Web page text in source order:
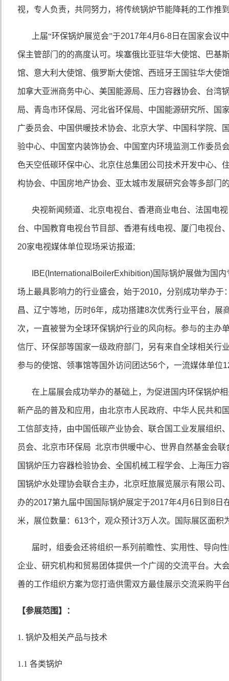
视，专人负责，共同努力，将传统锅炉节能降耗的工作推
上届“环保锅炉展览会”于2017年4月 6-8 日在国家会议
保主管部门的的高度认可。埃塞俄比亚驻华大使馆、巴基
馆、意大利大使馆、俄罗斯大使馆、西班牙王国驻华大使
加拿大亚洲商务中心、美国能源局、压力容器协会、台湾
局、青岛市环保局、河北省环保局、中国能源研究所、国
广委员会、中国供暖技术协会、北京大学、中国科学院、
验中心、中国室内装饰协会、中国室内环境监测工作委员
色天空低碳环保中心、北京住总集团公司技术开发中心、
构协会、中国房地产协会、亚太城市发展研究会等多部门
央视新闻频道、北京电视台、香港商业电台、法国电
台、中国教育电视台节目部、香港有线电视、厦门电视台
20家电视媒体单位现场采访报道;
IBE(InternationalBoilerExhibition)国际锅炉展做为国
场上最具影响力的行业盛会，始于2010，分别成功举办于
昌、辽宁等地，历时6年，成功搭建8次优秀行业平台，展
次，一直被誉为全球环保锅炉行业的风向标。参与的主办
信厅、环保部等国家一级政府部门，另有来自全球相关行
参与的使馆、领事馆等国外访问团达56个，一流媒体单位
在上届展会成功举办的基础上，为促进国内环保锅炉
新产品的普及和应用，由北京市人民政府、中华人民共和
工信部支持，由中国低碳产业协会、联合国工业发展组织
员会、北京市环保局 北京市供暖中心、世界自然基金会
国锅炉压力容器检验协会、全国机械工程学会、上海压力
国锅炉水处理协会联合主办，北京旺旅展览展示有限公司
办的2017第九届中国国际锅炉展定于2017年4月 6 日到 8 日
米，展位数量： 613个，观众预计3万人次。国际展区面积
届时，组委会还将组织一系列前瞻性、实用性、导向
企业、研究机构和贸易团体提供一个广阔的交流平台。大
善的工作组织方案为您打造供需双方最佳展示交流采购平
【参展范围】：
1. 锅炉及相关产品与技术
1.1 各类锅炉